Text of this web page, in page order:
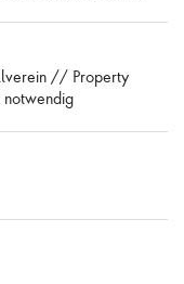
// Property